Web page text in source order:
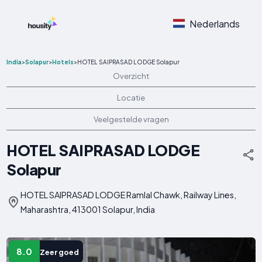
Nederlands
India>Solapur>Hotels>HOTEL SAIPRASAD LODGE Solapur
Overzicht
Locatie
Veelgestelde vragen
HOTEL SAIPRASAD LODGE
Solapur
HOTEL SAIPRASAD LODGE Ramlal Chawk, Railway Lines,
Maharashtra, 413001 Solapur, India
8.0 Zeer goed